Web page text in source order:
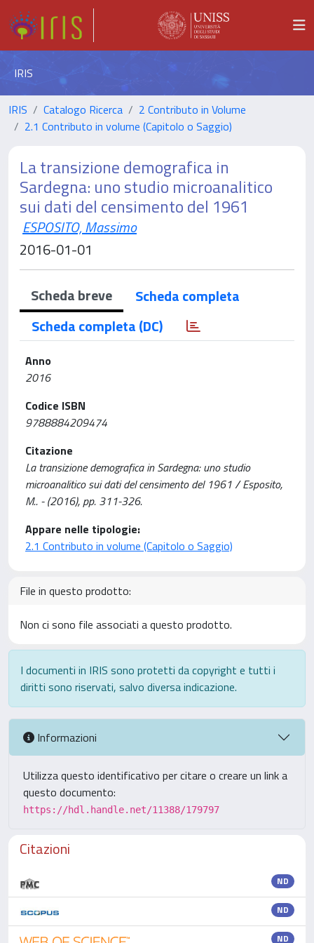
IRIS
IRIS Catalogo Ricerca
2 Contributo in Volume
2.1 Contributo in volume (Capitolo o Saggio)
La transizione demografica in
Sardegna: uno studio microanalitico
sui dati del censimento del 1961
ESPOSITO, Massimo
2016-01-01
Scheda breve
Scheda completa
Scheda completa (DC)
Anno
2016
Codice ISBN
9788884209474
Citazione
La transizione demografica in Sardegna: uno studio
microanalitico sui dati del censimento del 1961 / Esposito,
M.. - (2016), pp. 311-326.
Appare nelle tipologie:
2.1 Contributo in volume (Capitolo o Saggio)
File in questo prodotto:
Non ci sono file associati a questo prodotto.
I documenti in IRIS sono protetti da copyright e tutti i
diritti sono riservati, salvo diversa indicazione.
Informazioni
Utilizza questo identificativo per citare o creare un link a
questo documento:
https://hdl.handle.net/11388/179797
Citazioni
ND
ND
ND